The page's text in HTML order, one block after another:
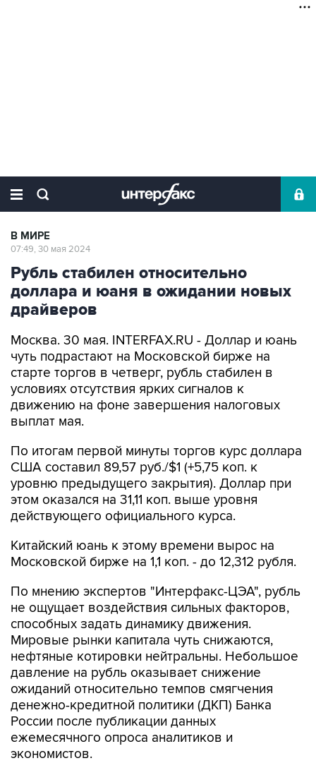
В МИРЕ
07:49, 30 мая 2024
Рубль стабилен относительно
доллара и юаня в ожидании новых
драйверов
Москва. 30 мая. INTERFAX.RU - Доллар и юань
чуть подрастают на Московской бирже на
старте торгов в четверг, рубль стабилен в
условиях отсутствия ярких сигналов к
движению на фоне завершения налоговых
выплат мая.
По итогам первой минуты торгов курс доллара
США составил 89,57 руб./$1 (+5,75 коп. к
уровню предыдущего закрытия). Доллар при
этом оказался на 31,11 коп. выше уровня
действующего официального курса.
Китайский юань к этому времени вырос на
Московской бирже на 1,1 коп. - до 12,312 рубля.
По мнению экспертов "Интерфакс-ЦЭА", рубль
не ощущает воздействия сильных факторов,
способных задать динамику движения.
Мировые рынки капитала чуть снижаются,
нефтяные котировки нейтральны. Небольшое
давление на рубль оказывает снижение
ожиданий относительно темпов смягчения
денежно-кредитной политики (ДКП) Банка
России после публикации данных
ежемесячного опроса аналитиков и
экономистов.